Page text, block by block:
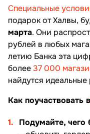
Специальные
подарок от Халвы,
марта. Они
рублей в любых
летию Банка эта
более37 000
найдутся
Как поучаствовать в
Подумайте, чего